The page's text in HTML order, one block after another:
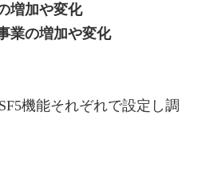
増加や変化
業の増加や変化
機能それぞれで設定し調